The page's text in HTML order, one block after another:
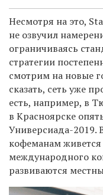
Несмотря на это,
не озвучил
ограничиваясь
стратегии
смотрим на новые
сказать, сеть уже
есть, например, в
в Красноярске
Универсиада-2019.
кофеманам живется
международного
развиваются